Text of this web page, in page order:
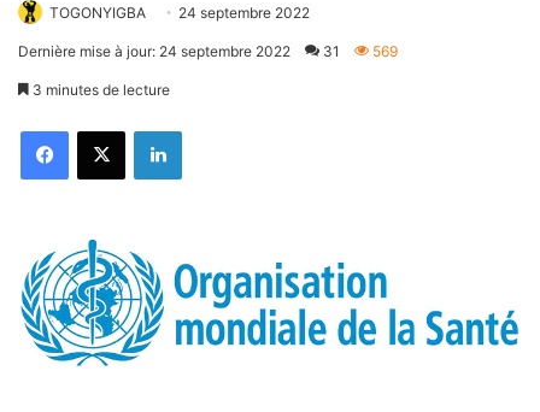
TOGONYIGBA 24 septembre 2022
Dernière mise à jour: 24 septembre 2022 31 569
3 minutes de lecture
FacebookX Linkedin